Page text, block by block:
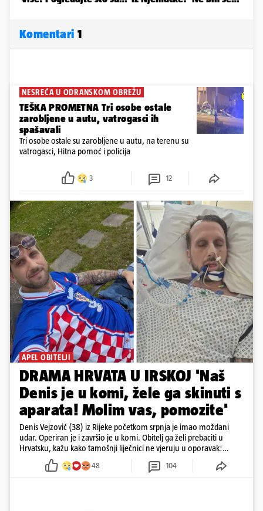
Komentari 1
NESREĆA U ODRANSKOM OBREŽU
TEŠKA PROMETNA Tri osobe ostale
zarobljene u autu, vatrogasci ih
spašavali
Tri osobe ostale su zarobljene u autu, na terenu su
vatrogasci, Hitna pomoć i policija
3 12
APEL OBITELJI
DRAMA HRVATA U IRSKOJ 'Naš
Denis je u komi, žele ga skinuti s
aparata! Molim vas, pomozite'
Denis Vejzović (38) iz Rijeke početkom srpnja je imao moždani
udar. Operiran je i završio je u komi. Obitelj ga želi prebaciti u
Hrvatsku, kažu kako tamošnji liječnici ne vjeruju u oporavak:
'Imamo 72 sata'
48 104